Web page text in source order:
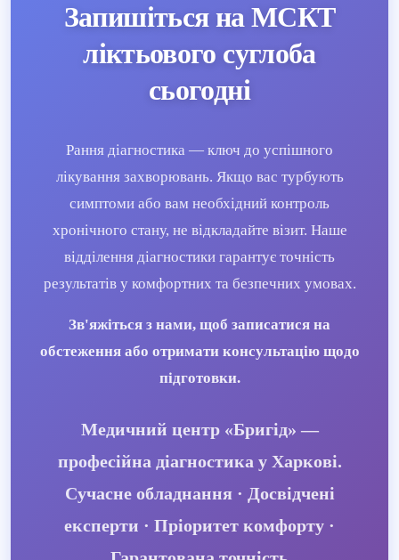
Запишіться на МСКТ
ліктьового суглоба
сьогодні
Рання діагностика — ключ до успішного
лікування захворювань. Якщо вас турбують
симптоми або вам необхідний контроль
хронічного стану, не відкладайте візит. Наше
відділення діагностики гарантує точність
результатів у комфортних та безпечних умовах.
Зв'яжіться з нами, щоб записатися на
обстеження або отримати консультацію щодо
підготовки.
Медичний центр «Бригід» —
професійна діагностика у Харкові.
Сучасне обладнання · Досвідчені
експерти · Пріоритет комфорту ·